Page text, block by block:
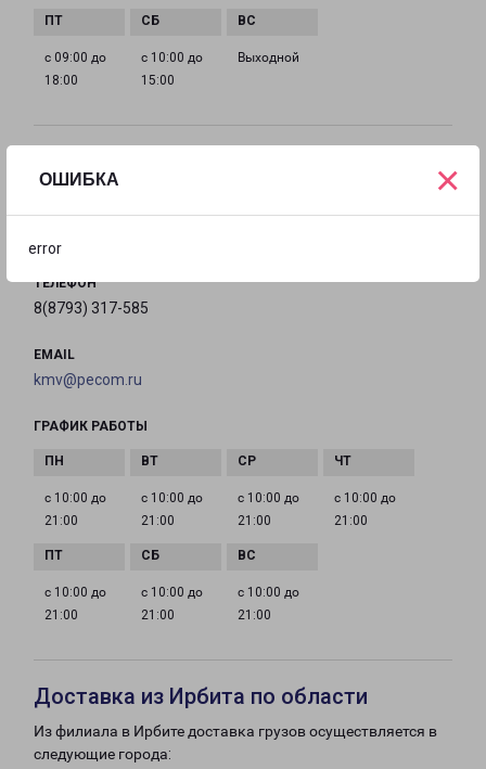
ОШИБКА
error
×
с 09:00 до
18:00
с 10:00 до
15:00
Выходной
город Пятигорск, улица Адмиральского, 49
ТЕЛЕФОН
8(8793) 317-585
EMAIL
kmv@pecom.ru
ГРАФИК РАБОТЫ
с 10:00 до
21:00
с 10:00 до
21:00
с 10:00 до
21:00
с 10:00 до
21:00
с 10:00 до
21:00
с 10:00 до
21:00
с 10:00 до
21:00
Доставка из Ирбита по области
Из филиала в Ирбите доставка грузов осуществляется в
следующие города: